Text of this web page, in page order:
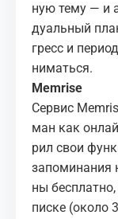
ную тему — и
ду­аль­ный
гресс и
ни­мать­ся.
Mem­rise
Сер­вис
ман как
рил свои
за­по­ми­на­ния
ны
пис­ке (око­ло